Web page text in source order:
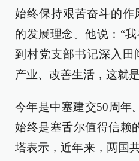
始终保持艰苦奋斗的
的发展理念。他说：“
到村党支部书记深入田
产业、改善生活，这就
今年是中塞建交50周年
始终是塞舌尔值得信赖
塔表示，近年来，两国